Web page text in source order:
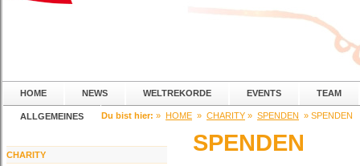
HOME NEWS WELTREKORDE EVENTS TEAM
ALLGEMEINES Du bist hier: » HOME » CHARITY » SPENDEN » SPENDEN
CHARITY SPENDEN